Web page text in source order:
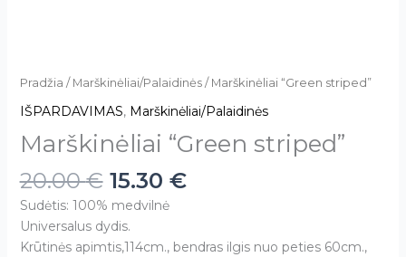
Pradžia / Marškinėliai/Palaidinės/ Marškinėliai “Green striped”
IŠPARDAVIMAS, Marškinėliai/Palaidinės
Marškinėliai “Green striped”
20.00€ 15.30 €
Sudėtis: 100% medvilnė
Universalus dydis.
Krūtinės apimtis,114cm., bendras ilgis nuo peties 60cm.,